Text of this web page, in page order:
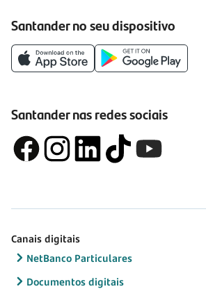
Santander no seu dispositivo
Santander nas redes sociais
Canais digitais
NetBanco Particulares
Documentos digitais